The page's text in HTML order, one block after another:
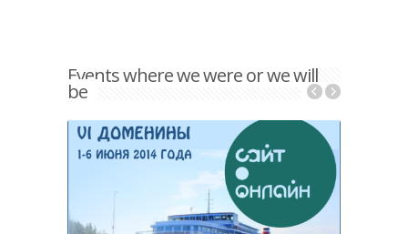
Events where we were or we will
be